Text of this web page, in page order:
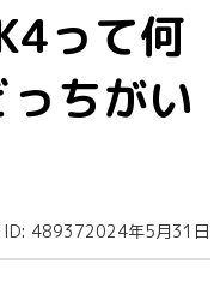
って何
ちがい
ID: 489372024年5月31日